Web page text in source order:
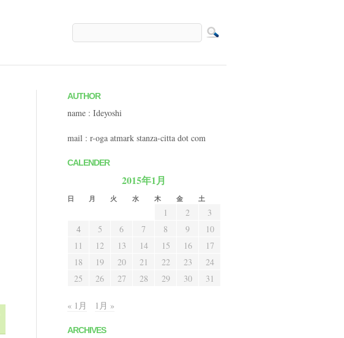
AUTHOR
name : Ideyoshi
mail : r-oga atmark stanza-citta dot com
CALENDER
2015年1月
日 月 火 水 木 金 土
1 2
3
4
5 6 7 8 9
10
11
12 13 14 15 16
17
18
19 20 21 22 23
24
25
26 27 28 29 30 31
« 1月 1月 »
ARCHIVES